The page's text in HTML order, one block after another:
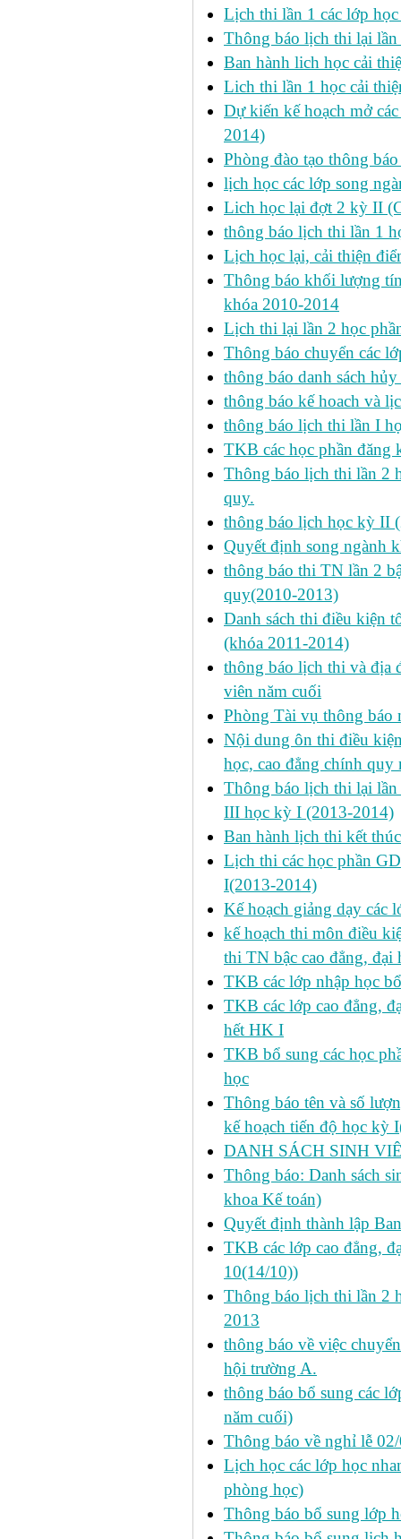
Lịch thi lần 1 các lớp
Thông báo lịch thi lại
Ban hành lich học cải
Lich thi lần 1 học cải
Dự kiến kế hoạch mở
2014)
Phòng đào tạo thông
lịch học các lớp song
Lich học lại đợt 2 kỳ II
thông báo lịch thi lần 1
Lịch học lại, cải thiện
Thông báo khối lượng
khóa 2010-2014
Lịch thi lại lần 2 học
Thông báo chuyển các
thông báo danh sách
thông báo kế hoach và
thông báo lịch thi lần I
TKB các học phần
Thông báo lịch thi lần 2
quy.
thông báo lịch học kỳ II
Quyết định song ngành
thông báo thi TN lần 2
quy(2010-2013)
Danh sách thi điều kiện
(khóa 2011-2014)
thông báo lịch thi và địa
viên năm cuối
Phòng Tài vụ thông báo
Nội dung ôn thi điều
học, cao đẳng chính quy
Thông báo lịch thi lại
III học kỳ I (2013-2014)
Ban hành lịch thi kết
Lịch thi các học phần
I(2013-2014)
Kế hoạch giảng dạy các
kế hoạch thi môn điều
thi TN bậc cao đẳng, đại
TKB các lớp nhập học
TKB các lớp cao đẳng,
hết HK I
TKB bổ sung các học
học
Thông báo tên và số
kế hoạch tiến độ học kỳ
DANH SÁCH SINH
Thông báo: Danh sách
khoa Kế toán)
Quyết định thành lập
TKB các lớp cao đẳng,
10(14/10))
Thông báo lịch thi lần 2
2013
thông báo về việc
hội trường A.
thông báo bổ sung các
năm cuối)
Thông báo về nghỉ lễ
Lịch học các lớp học
phòng học)
Thông báo bổ sung lớp